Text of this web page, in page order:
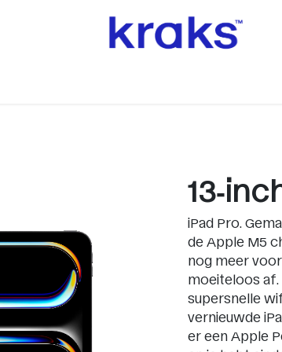
iPad Pro.
de Apple M5
nog meer
moeiteloos af.
supersnelle
vernieuwde
er een Apple